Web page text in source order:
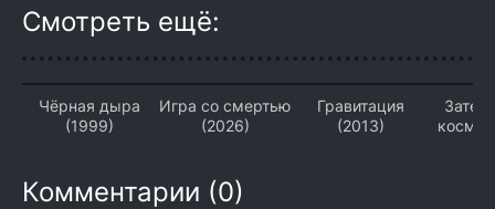
Смотреть ещё:
Чёрная дыра
(1999)
Игра со смертью
(2026)
Гравитация
(2013)
Комментарии (0)